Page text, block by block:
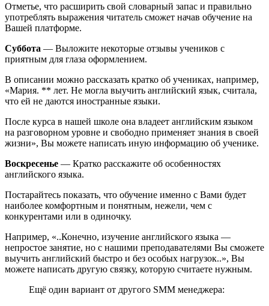
Отметье, что расширить свой словарный запас и правильно
употреблять выражения читатель сможет начав обучение на
Вашей платформе.
Суббота — Выложите некоторые отзывы учеников с
приятным для глаза оформлением.
В описании можно рассказать кратко об учениках, например,
«Мария. ** лет. Не могла выучить английский язык, считала,
что ей не даются иностранные языки.
После курса в нашей школе она владеет английским языком
на разговорном уровне и свободно применяет знания в своей
жизни», Вы можете написать иную информацию об ученике.
Воскресенье — Кратко расскажите об особенностях
английского языка.
Постарайтесь показать, что обучение именно с Вами будет
наиболее комфортным и понятным, нежели, чем с
конкурентами или в одиночку.
Например, «..Конечно, изучение английского языка —
непростое занятие, но с нашими преподавателями Вы сможете
выучить английский быстро и без особых нагрузок..», Вы
можете написать другую связку, которую считаете нужным.
Ещё один вариант от другого SMM менеджера: